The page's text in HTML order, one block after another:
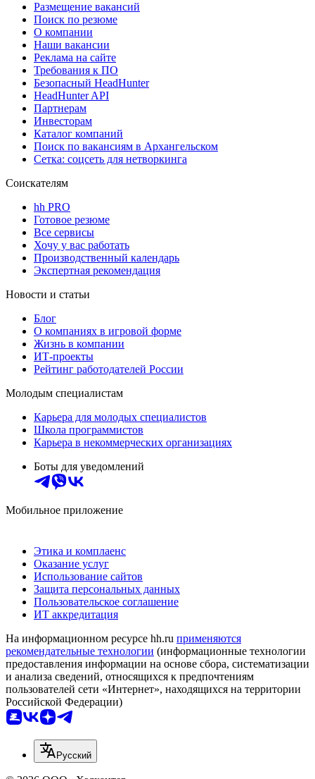
Размещение вакансий
Поиск по резюме
О компании
Наши вакансии
Реклама на сайте
Требования к ПО
Безопасный HeadHunter
HeadHunter API
Партнерам
Инвесторам
Каталог компаний
Поиск по вакансиям в Архангельском
Сетка: соцсеть для нетворкинга
Соискателям
hh PRO
Готовое резюме
Все сервисы
Хочу у вас работать
Производственный календарь
Экспертная рекомендация
Новости и статьи
Блог
О компаниях в игровой форме
Жизнь в компании
ИТ-проекты
Рейтинг работодателей России
Молодым специалистам
Карьера для молодых специалистов
Школа программистов
Карьера в некоммерческих организациях
Боты для уведомлений
Мобильное приложение
Этика и комплаенс
Оказание услуг
Использование сайтов
Защита персональных данных
Пользовательское соглашение
ИТ аккредитация
На информационном ресурсе hh.ru применяются
рекомендательные технологии (информационные технологии
предоставления информации на основе сбора, систематизации
и анализа сведений, относящихся к предпочтениям
пользователей сети «Интернет», находящихся на территории
Российской Федерации)
Русский